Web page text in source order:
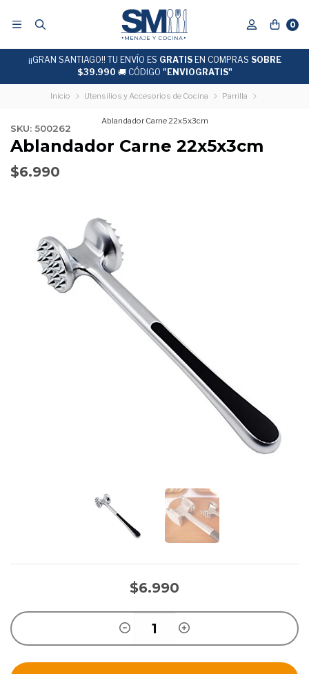
0
¡¡GRAN SANTIAGO!! TU ENVÍO ES GRATISEN COMPRAS SOBRE
$39.990 🚚 CÓDIGO "ENVIOGRATIS"
DESPACHO EXPRESS 24 hrs hábiles
Inicio Utensilios y Accesorios de Cocina Parrilla
Ablandador Carne 22x5x3cm
SKU: 500262
Ablandador Carne 22x5x3cm
$6.990
$6.990